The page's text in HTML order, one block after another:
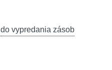
do vypredania zásob